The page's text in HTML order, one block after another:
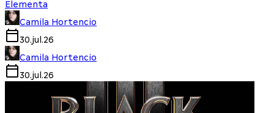
Elementa
Camila Hortencio
30.jul.26
Camila Hortencio
30.jul.26